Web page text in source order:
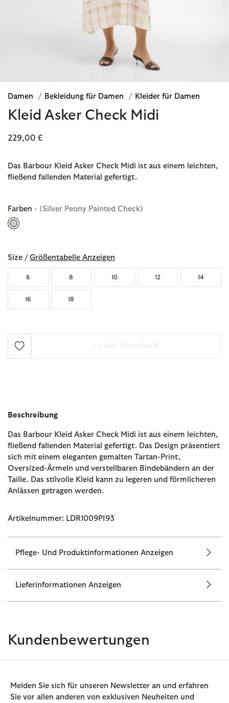
Damen / Bekleidung für Damen / Kleider für Damen
Kleid Asker Check Midi
229,00 €
Das Barbour Kleid Asker Check Midi ist aus einem leichten,
fließend fallenden Material gefertigt.
Farben - (Silver Peony Painted Check)
Size / Größentabelle Anzeigen
6 8 10 12 14
16 18
Beschreibung
Das Barbour Kleid Asker Check Midi ist aus einem leichten,
fließend fallenden Material gefertigt. Das Design präsentiert
sich mit einem eleganten gemalten Tartan-Print,
Oversized-Ärmeln und verstellbaren Bindebändern an der
Taille. Das stilvolle Kleid kann zu legeren und förmlicheren
Anlässen getragen werden.
Artikelnummer: LDR1009PI93
Pflege- Und Produktinformationen Anzeigen
Lieferinformationen Anzeigen
Kundenbewertungen
Melden Sie sich für unseren Newsletter an und erfahren
Sie vor allen anderen von exklusiven Neuheiten und